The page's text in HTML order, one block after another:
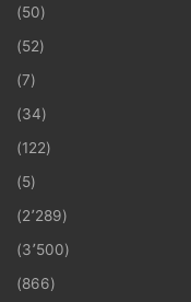
(50)
(52)
(7)
(34)
(122)
(5)
(2٬289)
(3٬500)
(866)